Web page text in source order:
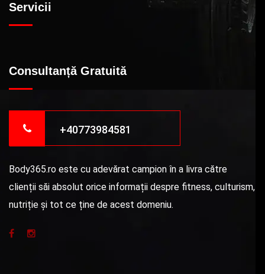
Servicii
Consultanță Gratuită
+40773984581
Body365.ro este cu adevărat campion în a livra către
clienții săi absolut orice informații despre fitness, culturism,
nutriție și tot ce ține de acest domeniu.